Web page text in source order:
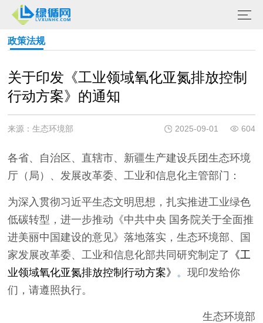
政策法规
关于印发《工业领域氧化亚氮排放控制
行动方案》的通知
来源：生态环境部 2025-09-01 604
各省、自治区、直辖市、新疆生产建设兵团生态环境
厅（局）、发展改革委、工业和信息化主管部门：
为深入贯彻习近平生态文明思想，扎实推进工业绿色
低碳转型，进一步推动《中共中央 国务院关于全面推
进美丽中国建设的意见》落地落实，生态环境部、国
家发展改革委、工业和信息化部共同研究制定了 《工
业领域氧化亚氮排放控制行动方案》 。现印发给你
们，请遵照执行。
生态环境部